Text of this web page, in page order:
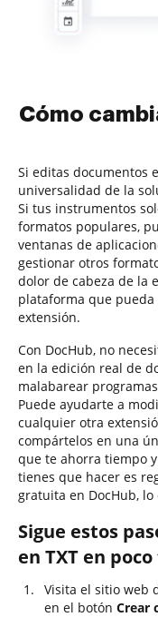
Cómo
Si editas documentos
universalidad de la
Si tus instrumentos
formatos populares,
ventanas de
gestionar otros
dolor de cabeza de la
plataforma que
extensión.
Con DocHub, no
en la edición real de
malabarear
Puede ayudarte a
cualquier otra
compártelos en una
que te ahorra tiempo
tienes que hacer es
gratuita en DocHub,
Sigue estos
en TXT en
Visita el sitio web
en el botón Crear